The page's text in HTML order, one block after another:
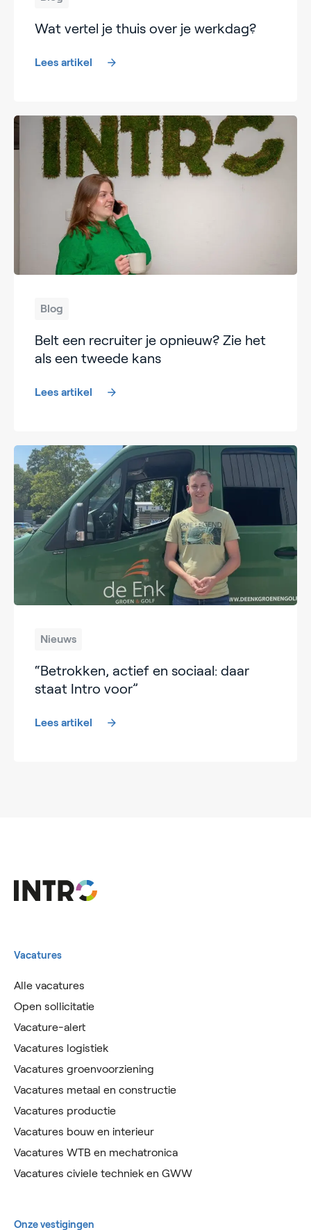
Wat vertel je thuis over je werkdag?
Lees artikel
Blog
Belt een recruiter je opnieuw? Zie het
als een tweede kans
Lees artikel
Nieuws
“Betrokken, actief en sociaal: daar
staat Intro voor”
Lees artikel
Vacatures
Alle vacatures
Open sollicitatie
Vacature-alert
Vacatures logistiek
Vacatures groenvoorziening
Vacatures metaal en constructie
Vacatures productie
Vacatures bouw en interieur
Vacatures WTB en mechatronica
Vacatures civiele techniek en GWW
Onze vestigingen